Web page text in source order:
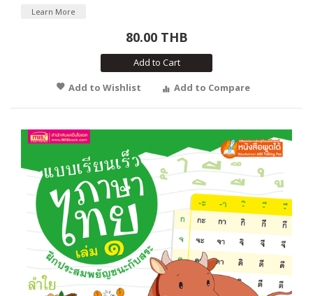
Learn More
80.00 THB
Add to Cart
Add to Wishlist
Add to Compare